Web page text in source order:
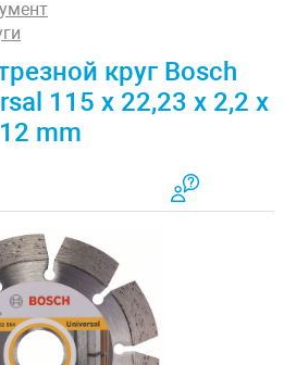
круг Bosch
115 x 22,23 x 2,2 x
12 mm